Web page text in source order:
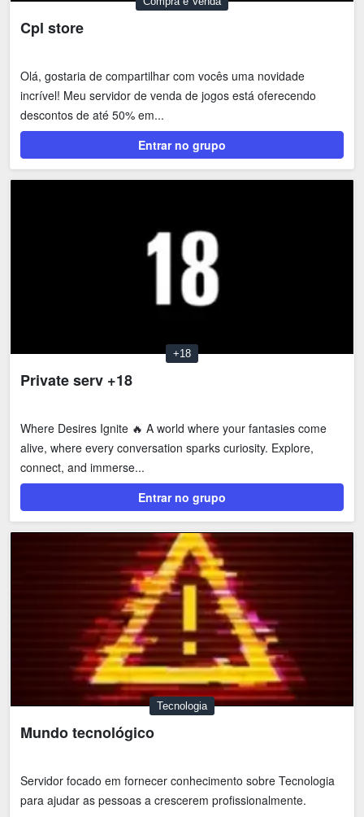
Cpl store
Olá, gostaria de compartilhar com vocês uma novidade
incrível! Meu servidor de venda de jogos está oferecendo
descontos de até 50% em...
Entrar no grupo
+18
Private serv +18
Where Desires Ignite 🔥 A world where your fantasies come
alive, where every conversation sparks curiosity. Explore,
connect, and immerse...
Entrar no grupo
Tecnologia
Mundo tecnológico
Servidor focado em fornecer conhecimento sobre Tecnologia
para ajudar as pessoas a crescerem profissionalmente.